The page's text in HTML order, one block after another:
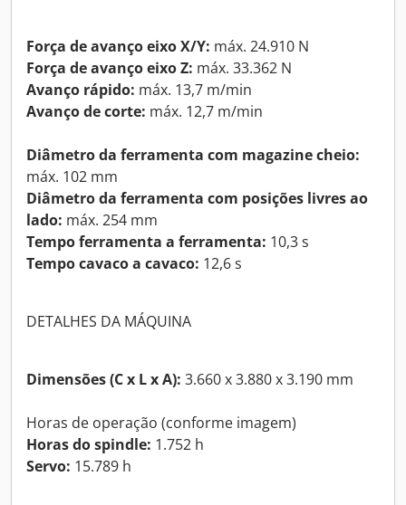
Força de avanço eixo X/Y: máx. 24.910 N
Força de avanço eixo Z: máx. 33.362 N
Avanço rápido: máx. 13,7 m/min
Avanço de corte: máx. 12,7 m/min
Diâmetro da ferramenta com magazine cheio:
máx. 102 mm
Diâmetro da ferramenta com posições livres ao
lado: máx. 254 mm
Tempo ferramenta a ferramenta: 10,3 s
Tempo cavaco a cavaco: 12,6 s
DETALHES DA MÁQUINA
Dimensões (C x L x A): 3.660 x 3.880 x 3.190 mm
Horas de operação (conforme imagem)
Horas do spindle: 1.752 h
Servo: 15.789 h